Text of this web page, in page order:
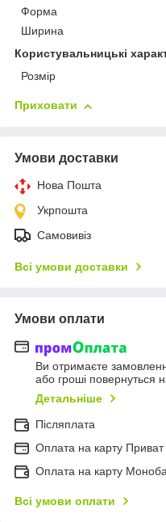
Форма
Ширина
Користувальницькі
Розмір
Приховати
Умови доставки
Нова Пошта
Укрпошта
Самовивіз
Всі умови доставки
Умови оплати
Ви отримаєте
або гроші повернуться
Детальніше
Післяплата
Оплата на карту Приват
Оплата на карту
Всі умови оплати